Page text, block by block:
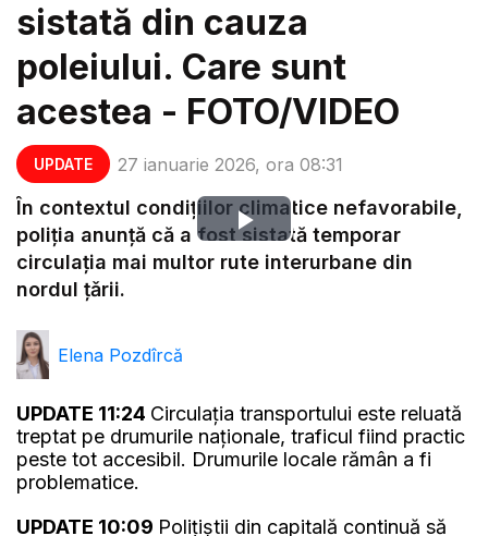
UPDATE 27 ianuarie 2026, ora 08:31
sistată din cauza
poleiului. Care sunt
acestea - FOTO/VIDEO
Play
În contextul condițiilor climatice nefavorabile,
poliția anunță că a fost sistată temporar
circulația mai multor rute interurbane din
nordul țǎrii.
Elena Pozdîrcă
UPDATE 11:24 Circulația transportului este reluată
treptat pe drumurile naționale, traficul fiind practic
peste tot accesibil. Drumurile locale rămân a fi
problematice.
UPDATE 10:09 Polițiștii din capitală continuă să